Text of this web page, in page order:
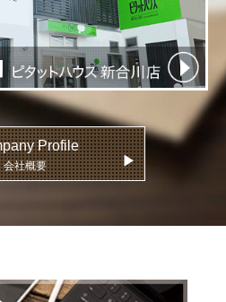
Profile
会社概要 ▶